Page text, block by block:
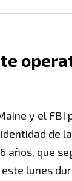
y el
de
años, que
lunes